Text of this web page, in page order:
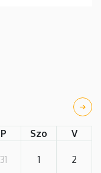
P Szo V
31 1 2